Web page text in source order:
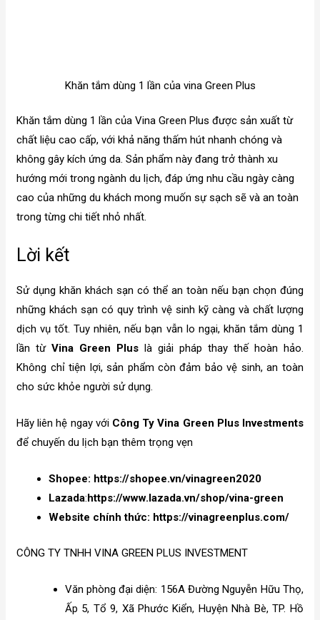
Khăn tắm dùng 1 lần của vina Green Plus
Khăn tắm dùng 1 lần của Vina Green Plus được sản xuất từ
chất liệu cao cấp, với khả năng thấm hút nhanh chóng và
không gây kích ứng da. Sản phẩm này đang trở thành xu
hướng mới trong ngành du lịch, đáp ứng nhu cầu ngày càng
cao của những du khách mong muốn sự sạch sẽ và an toàn
trong từng chi tiết nhỏ nhất.
Lời kết
Sử dụng khăn khách sạn có thể an toàn nếu bạn chọn đúng
những khách sạn có quy trình vệ sinh kỹ càng và chất lượng
dịch vụ tốt. Tuy nhiên, nếu bạn vẫn lo ngại, khăn tắm dùng 1
lần từVina Green Plus là giải pháp thay thế hoàn hảo.
Không chỉ tiện lợi, sản phẩm còn đảm bảo vệ sinh, an toàn
cho sức khỏe người sử dụng.
Hãy liên hệ ngay với Công Ty Vina Green Plus Investments
để chuyến du lịch bạn thêm trọng vẹn
Shopee: https://shopee.vn/vinagreen2020
Lazada: https://www.lazada.vn/shop/vina-green
Website chính thức: https://vinagreenplus.com/
CÔNG TY TNHH VINA GREEN PLUS INVESTMENT
Văn phòng đại diện: 156A Đường Nguyễn Hữu Thọ,
Ấp 5, Tổ 9, Xã Phước Kiển, Huyện Nhà Bè, TP. Hồ